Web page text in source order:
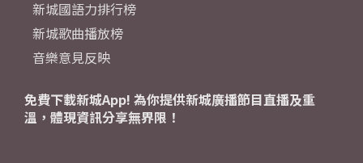
新城國語力排行榜
新城歌曲播放榜
音樂意見反映
免費下載新城App! 為你提供新城廣播節目直播及重
溫，體現資訊分享無界限！